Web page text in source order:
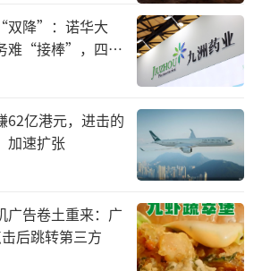
人涌向本土药企然后呢？
的流动来看，刘勇军任职的
。
日，亚虹医药宣布成立女性健
华担任该事业部负责人及亚虹
曹少华此前曾担任欧加隆女
赛诺菲巴斯德中国区首席营
双降”：诺华大
难“接棒”，四大
62亿港元，进击的
速扩张
广告卷土重来：广
后跳转第三方